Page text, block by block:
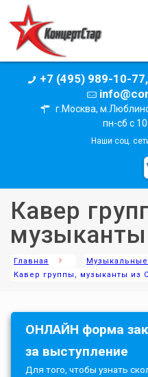
+7 (495) 989-10-77,
г.Москва,
пн-сб с
Наши соц.
Кавер
Главная
Кавер группы, музыканты из
ОНЛАЙН форма
за выступление
Для того, чтобы узнать